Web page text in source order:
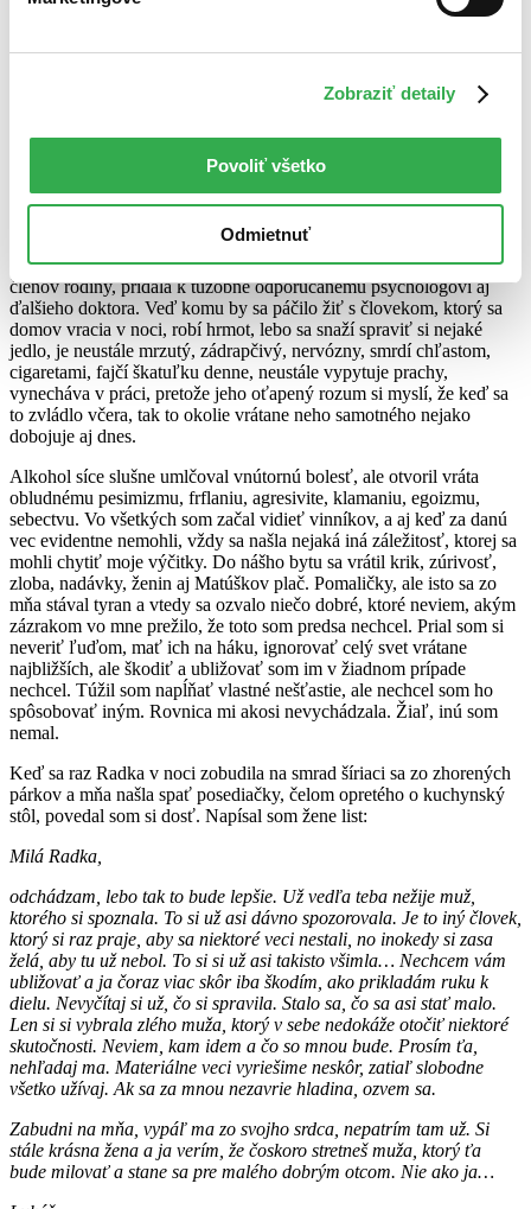
Zobraziť detaily
Povoliť všetko
Odmietnuť
vonkoncom som nechcel, aby ma ľutovali. Mojej mužskosti sa
chudák. Mama síce vyzvedala, prečo som sa vtedy na pár dní odpil
nepovedal. Domýšľala si, že je to pre tú zamlčanú pravdu o mojom
Moje pijanstvo sa behom polroka vypracovalo do celkom slušných
ukážkovo nerozbil. Samozrejme, z tých opíc som sa hrabal
opätovným popíjaním. Zo začiatku si Radka myslela, že je to
normálna reakcia zroneného samca, a nepapuľovala. Lenže po čase,
keď moje alkoholické nálety začali vplývať aj na život ostatných
členov rodiny, pridala k túžobne odporúčanému psychológovi aj
ďalšieho doktora. Veď komu by sa páčilo žiť s človekom, ktorý sa
domov vracia v noci, robí hrmot, lebo sa snaží spraviť si nejaké
jedlo, je neustále mrzutý, zádrapčivý, nervózny, smrdí chľastom,
cigaretami, fajčí škatuľku denne, neustále vypytuje prachy,
vynecháva v práci, pretože jeho oťapený rozum si myslí, že keď sa
to zvládlo včera, tak to okolie vrátane neho samotného nejako
dobojuje aj dnes.
Alkohol síce slušne umlčoval vnútornú bolesť, ale otvoril vráta
obludnému pesimizmu, frflaniu, agresivite, klamaniu, egoizmu,
sebectvu. Vo všetkých som začal vidieť vinníkov, a aj keď za danú
vec evidentne nemohli, vždy sa našla nejaká iná záležitosť, ktorej sa
mohli chytiť moje výčitky. Do nášho bytu sa vrátil krik, zúrivosť,
zloba, nadávky, ženin aj Matúškov plač. Pomaličky, ale isto sa zo
mňa stával tyran a vtedy sa ozvalo niečo dobré, ktoré neviem, akým
zázrakom vo mne prežilo, že toto som predsa nechcel. Prial som si
neveriť ľuďom, mať ich na háku, ignorovať celý svet vrátane
najbližších, ale škodiť a ubližovať som im v žiadnom prípade
nechcel. Túžil som napĺňať vlastné nešťastie, ale nechcel som ho
spôsobovať iným. Rovnica mi akosi nevychádzala. Žiaľ, inú som
nemal.
Keď sa raz Radka v noci zobudila na smrad šíriaci sa zo zhorených
párkov a mňa našla spať posediačky, čelom opretého o kuchynský
stôl, povedal som si dosť. Napísal som žene list:
Milá Radka,
odchádzam, lebo tak to bude lepšie. Už vedľa teba nežije muž,
ktorého si spoznala. To si už asi dávno spozorovala. Je to iný človek,
ktorý si raz praje, aby sa niektoré veci nestali, no inokedy si zasa
želá, aby tu už nebol. To si si už asi takisto všimla… Nechcem vám
ubližovať a ja čoraz viac skôr iba škodím, ako prikladám ruku k
dielu. Nevyčítaj si už, čo si spravila. Stalo sa, čo sa asi stať malo.
Len si si vybrala zlého muža, ktorý v sebe nedokáže otočiť niektoré
skutočnosti. Neviem, kam idem a čo so mnou bude. Prosím ťa,
nehľadaj ma. Materiálne veci vyriešime neskôr, zatiaľ slobodne
všetko užívaj. Ak sa za mnou nezavrie hladina, ozvem sa.
Zabudni na mňa, vypáľ ma zo svojho srdca, nepatrím tam už. Si
stále krásna žena a ja verím, že čoskoro stretneš muža, ktorý ťa
bude milovať a stane sa pre malého dobrým otcom. Nie ako ja…